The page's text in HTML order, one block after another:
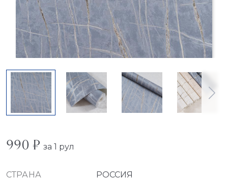
990 ₽ за 1 рул
СТРАНА
РОССИЯ